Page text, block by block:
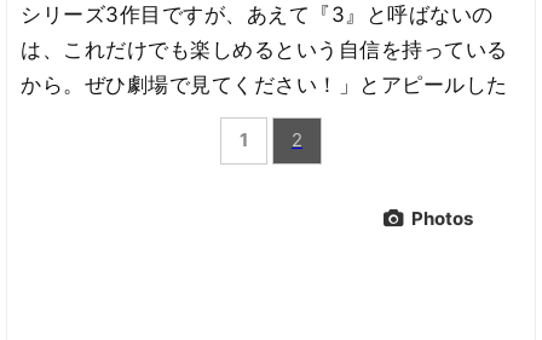
シリーズ3作目ですが、あえて『3』と呼ばないの
は、これだけでも楽しめるという自信を持っている
から。ぜひ劇場で見てください！」とアピールした
1 2
Photos